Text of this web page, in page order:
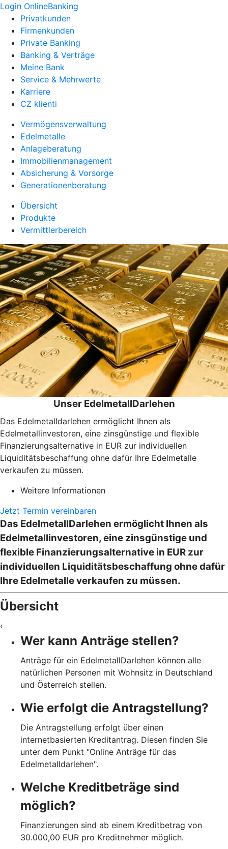
Login OnlineBanking
Privatkunden
Firmenkunden
Private Banking
Banking & Verträge
Meine Bank
Service & Mehrwerte
Karriere
CZ klienti
Vermögensverwaltung
Edelmetalle
Anlageberatung
Immobilienmanagement
Absicherung & Vorsorge
Generationenberatung
Übersicht
Produkte
Vermittlerbereich
Unser EdelmetallDarlehen
Das Edelmetalldarlehen ermöglicht Ihnen als
Edelmetallinvestoren, eine zinsgünstige und flexible
Finanzierungsalternative in EUR zur individuellen
Liquiditätsbeschaffung ohne dafür Ihre Edelmetalle
verkaufen zu müssen.
Weitere Informationen
Jetzt Termin vereinbaren
Das EdelmetallDarlehen ermöglicht Ihnen als
Edelmetallinvestoren, eine zinsgünstige und
flexible Finanzierungsalternative in EUR zur
individuellen Liquiditätsbeschaffung ohne dafür
Ihre Edelmetalle verkaufen zu müssen.
Übersicht
‹
Wer kann Anträge stellen?
Anträge für ein EdelmetallDarlehen können alle
natürlichen Personen mit Wohnsitz in Deutschland
und Österreich stellen.
Wie erfolgt die Antragstellung?
Die Antragstellung erfolgt über einen
internetbasierten Kreditantrag. Diesen finden Sie
unter dem Punkt "Online Anträge für das
Edelmetalldarlehen".
Welche Kreditbeträge sind
möglich?
Finanzierungen sind ab einem Kreditbetrag von
30.000,00 EUR pro Kreditnehmer möglich.